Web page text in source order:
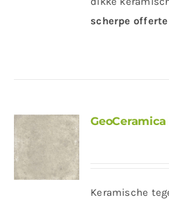
scherpe
Keramische